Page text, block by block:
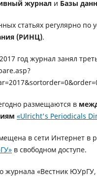
журнал и Базы
статьях регулярно по
(РИНЦ).
год журнал занял
размещаются в
«Ulricht's Periodicals
в сети Интернет в
в свободном доступе.
журнала «Вестник